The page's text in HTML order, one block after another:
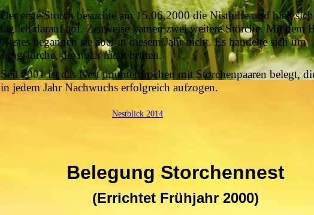
Der erste Storch besuchte am 15.06.2000 die Nisthilfe und hielt
täglich darauf auf. Zeitweise kamen zwei weitere Störche. Mit dem
Nestes begannen sie aber in diesem Jahr nicht. Es handelte sich um
Jungstörche, die noch nicht brüten.
Seit 2001 ist das Nest ununterbrochen mit Storchenpaaren belegt,
in jedem Jahr Nachwuchs erfolgreich aufzogen.
Nestblick 2014
Belegung Storchennest
(Errichtet Frühjahr 2000)